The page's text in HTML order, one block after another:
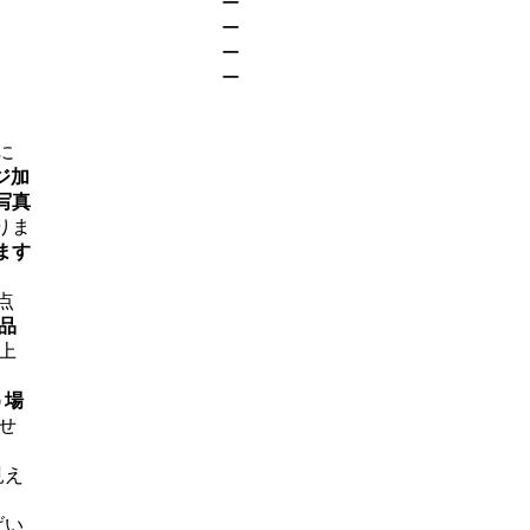
ー
ー
ー
加
真
ま
す
場
い